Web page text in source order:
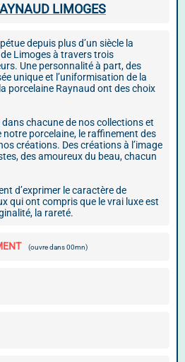
LIMOGES
depuis plus d’un siècle la
Limoges à travers trois
Une personnalité à part, des
unique et l’uniformisation de la
porcelaine Raynaud ont des choix
chacune de nos collections et
notre porcelaine, le raffinement des
créations. Des créations à l’image
des amoureux du beau, chacun
d’exprimer le caractère de
qui ont compris que le vrai luxe est
la rareté.
(ouvre dans 00mn)